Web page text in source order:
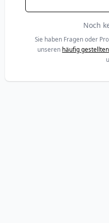
Noch
Sie haben Fragen oder
unseren häufig